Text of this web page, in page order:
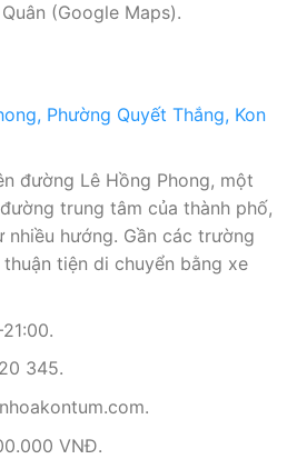
(Google Maps).
Phường Quyết Thắng, Kon
đường Lê Hồng Phong, một
trung tâm của thành phố,
hướng. Gần các trường
tiện di chuyển bằng xe
345.
VNĐ.